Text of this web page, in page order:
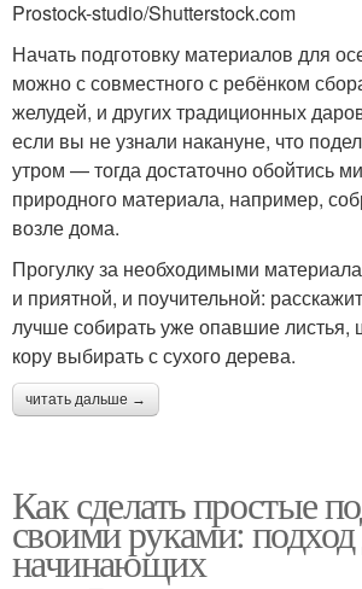
Prostock-studio/Shutterstock.com
Начать подготовку материалов для
можно с совместного с ребёнком
желудей, и других традиционных
если вы не узнали накануне, что
утром — тогда достаточно обойтись
природного материала, например,
возле дома.
Прогулку за необходимыми
и приятной, и поучительной:
лучше собирать уже опавшие листья,
кору выбирать с сухого дерева.
читать дальше →
Как сделать простые
своими руками:
начинающих